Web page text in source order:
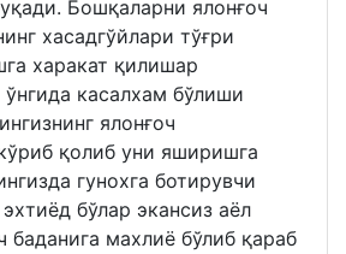
Бошқаларни ялонғоч
хасадгўйлари тўғри
харакат қилишар
ўнгида касалхам бўлиши
ялонғоч
қолиб уни яширишга
гунохга ботирувчи
бўлар экансиз аёл
баданига махлиё бўлиб қараб